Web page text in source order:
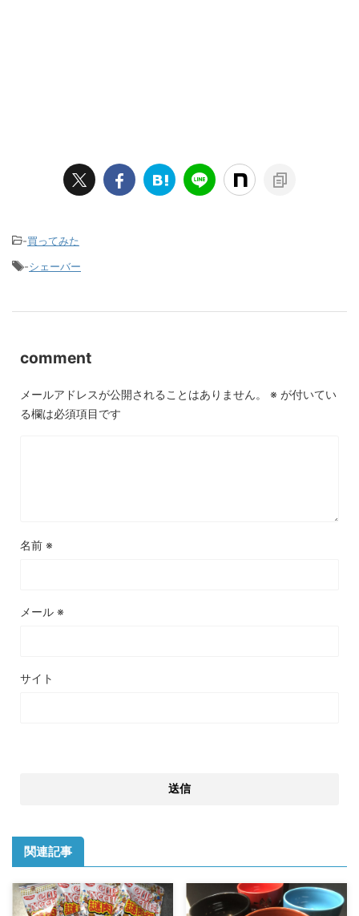
-買ってみた
-シェーバー
comment
メールアドレスが公開されることはありません。 ※ が付いてい
る欄は必須項目です
名前 ※
メール ※
サイト
関連記事